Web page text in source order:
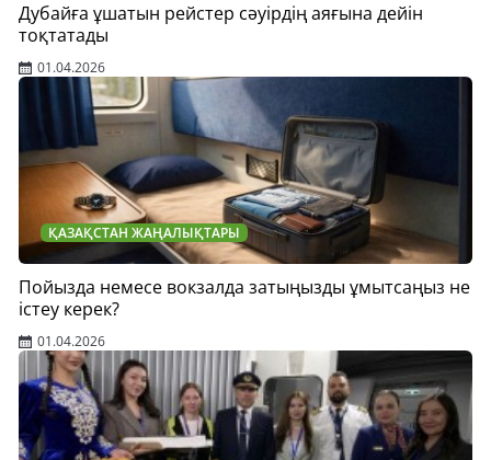
Дубайға ұшатын рейстер сәуірдің аяғына дейін
тоқтатады
01.04.2026
ҚАЗАҚСТАН ЖАҢАЛЫҚТАРЫ
Пойызда немесе вокзалда затыңызды ұмытсаңыз не
істеу керек?
01.04.2026